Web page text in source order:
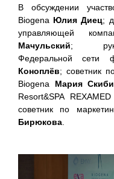
В обсуждении
Biogena Юлия Диец;
управляющей
Мачульский;
Федеральной сети
Коноплёв; cоветник
Biogena Мария
Resort&SPA
советник по
Бирюкова